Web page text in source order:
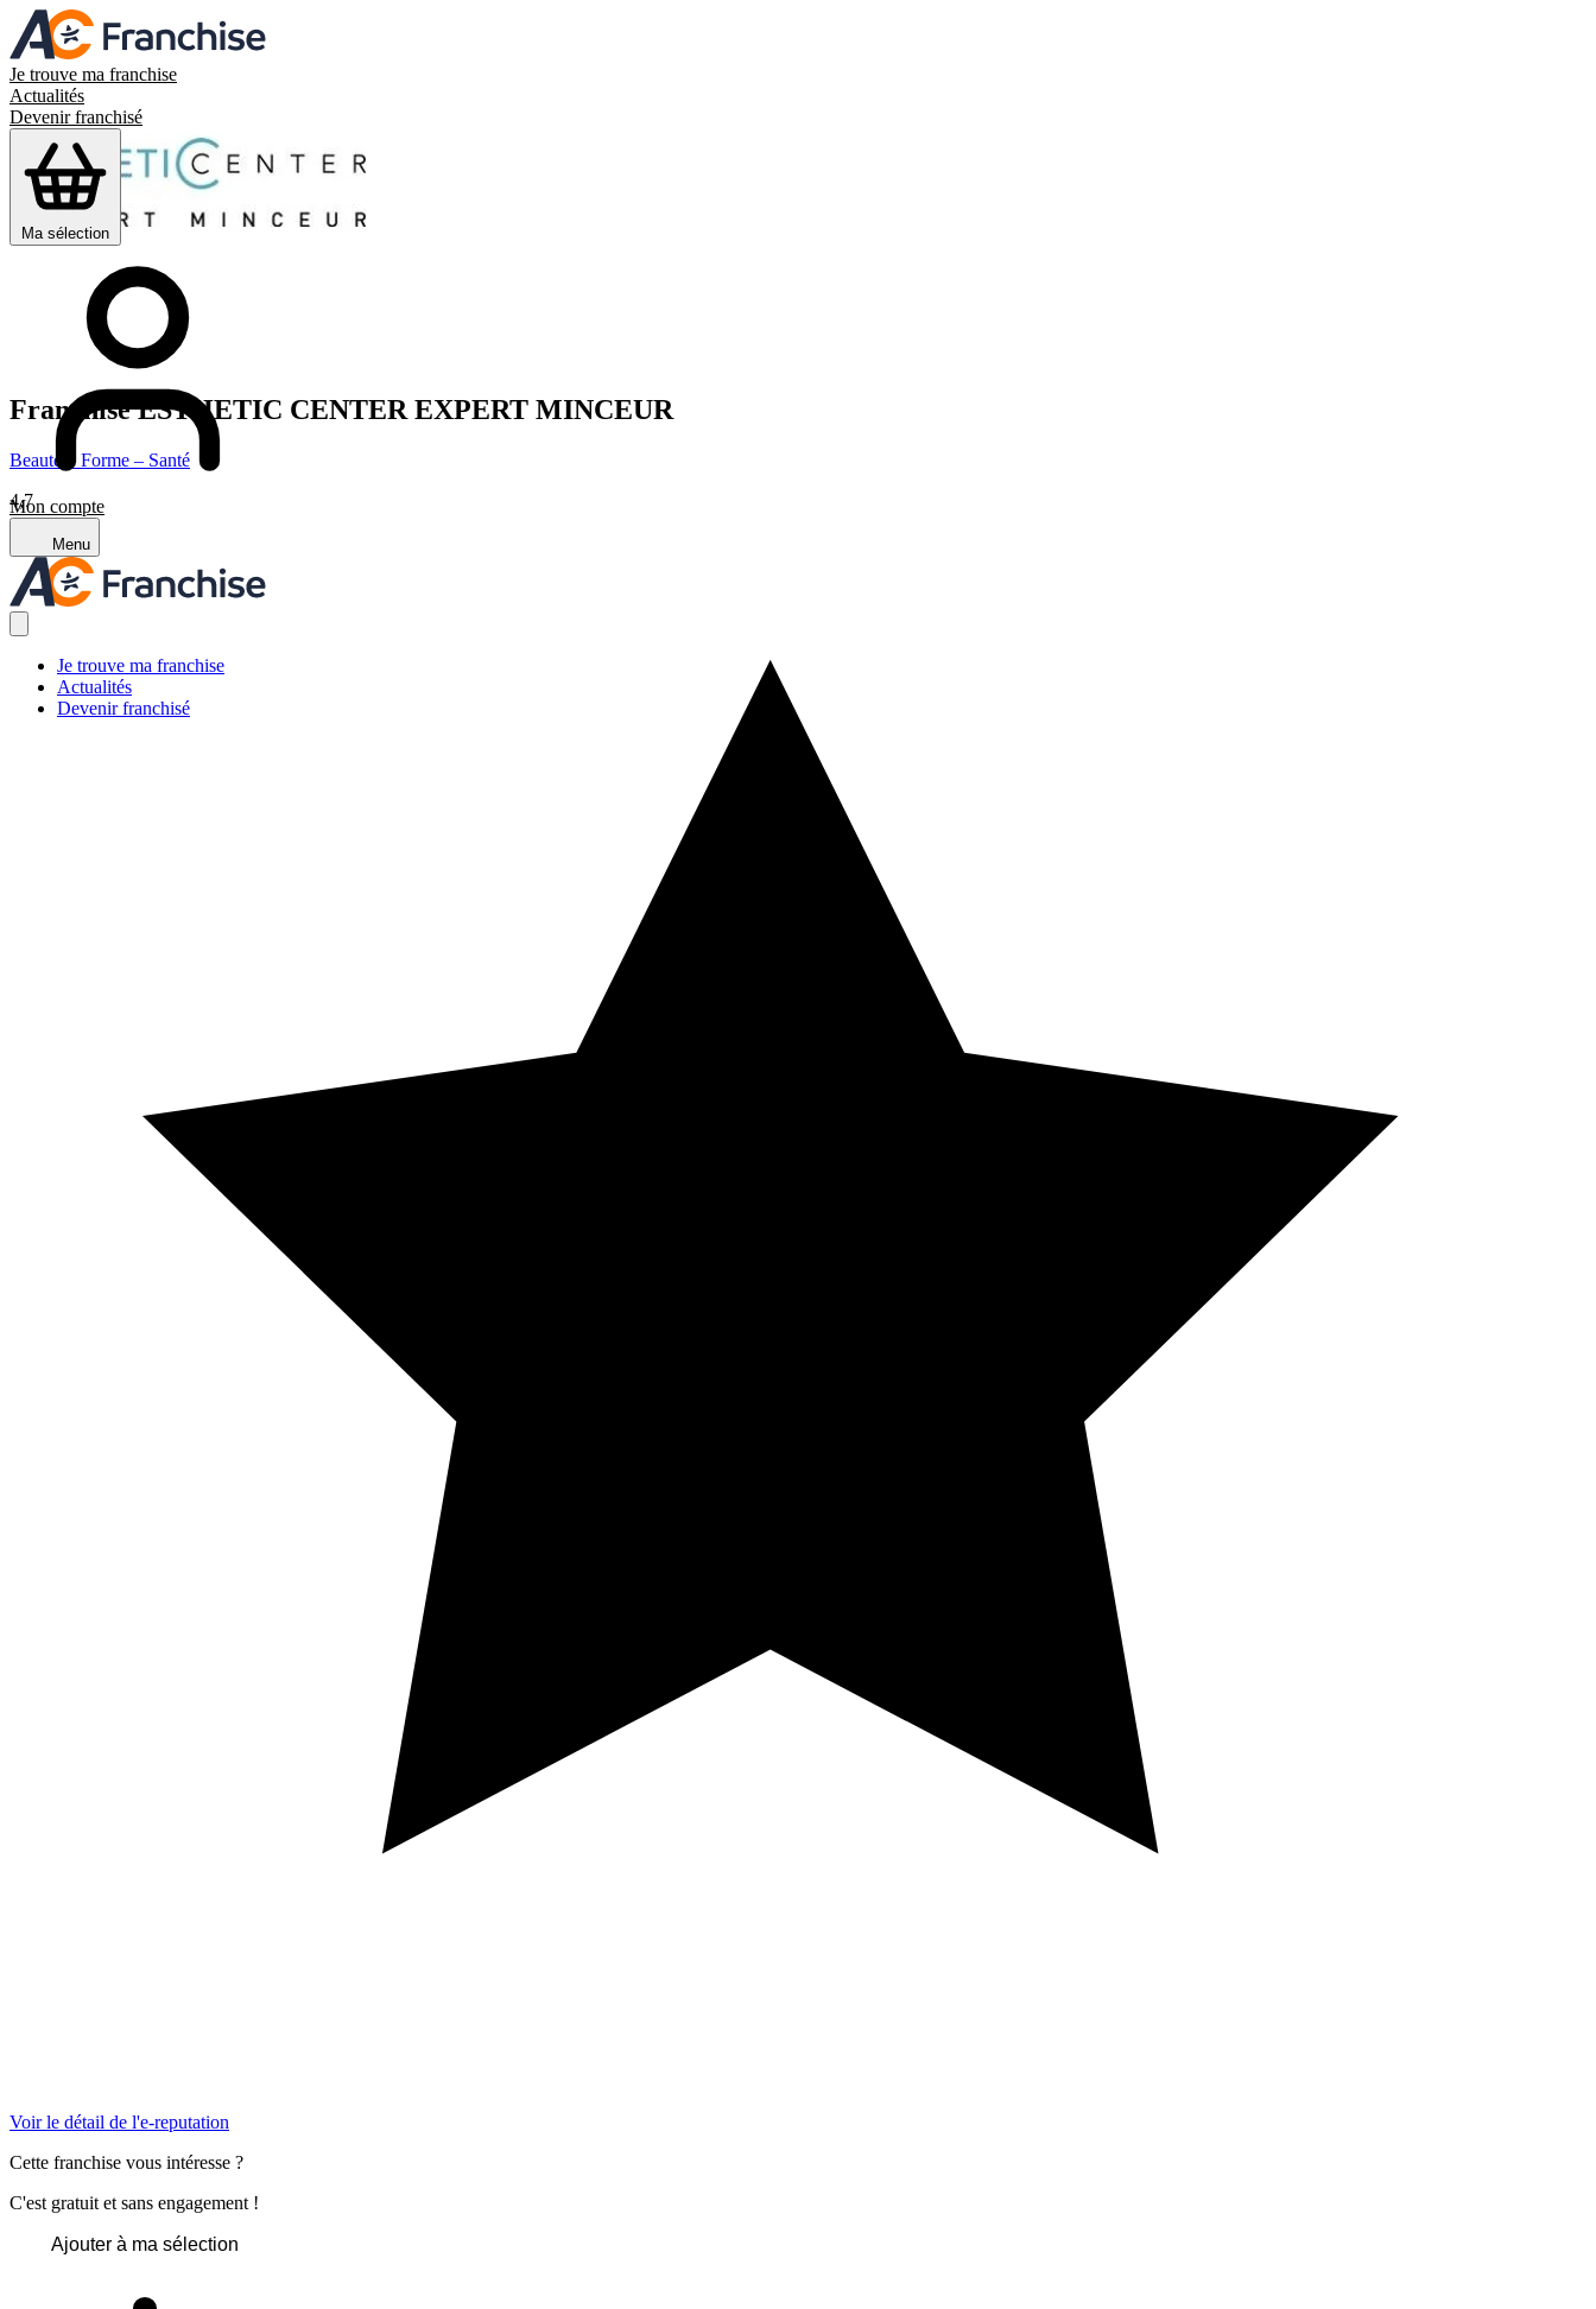
Je trouve ma franchise
Actualités
Devenir franchisé
Ma sélection
Mon compte
Menu
Je trouve ma franchise
Actualités
Devenir franchisé
Franchise ESTHETIC CENTER EXPERT MINCEUR
Beauté – Forme – Santé
4,7
Voir le détail de l'e-reputation
Cette franchise vous intéresse ?
C'est gratuit et sans engagement !
Ajouter à ma sélection